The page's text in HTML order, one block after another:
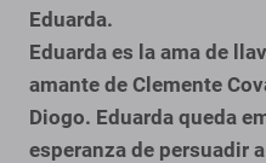
Eduarda.
Eduarda es la ama de
amante de Clemente
Diogo. Eduarda queda
esperanza de persuadir